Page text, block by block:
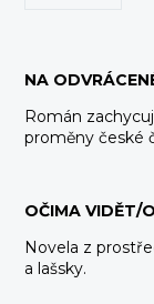
NA
Román
proměny české
OČIMA VIDĚT/
Novela z
a lašsky.